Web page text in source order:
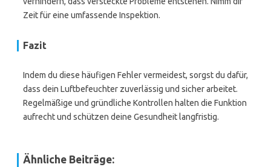
Zeit für eine umfassende Inspektion.
Fazit
Indem du diese häufigen Fehler vermeidest, sorgst du dafür,
dass dein Luftbefeuchter zuverlässig und sicher arbeitet.
Regelmäßige und gründliche Kontrollen halten die Funktion
aufrecht und schützen deine Gesundheit langfristig.
Ähnliche Beiträge: